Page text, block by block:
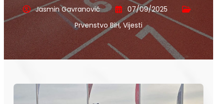
Jasmin Gavranović
07/09/2025
Prvenstvo BiH,Vijesti